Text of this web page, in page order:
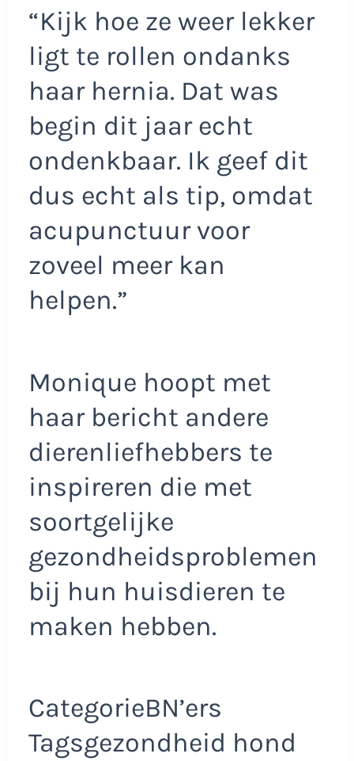
“Kijk hoe ze weer lekker
ligt te rollen ondanks
haar hernia. Dat was
begin dit jaar echt
ondenkbaar. Ik geef dit
dus echt als tip, omdat
acupunctuur voor
zoveel meer kan
helpen.”
Monique hoopt met
haar bericht andere
dierenliefhebbers te
inspireren die met
soortgelijke
gezondheidsproblemen
bij hun huisdieren te
maken hebben.
CategorieBN’ers
Tagsgezondheid hond